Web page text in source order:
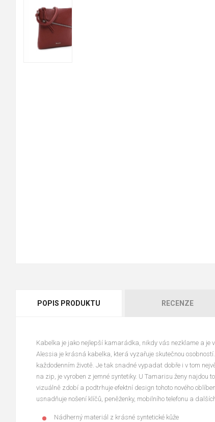
POPIS PRODUKTU RECENZE
Kabelka je jako nejlepší kamarádka, nikdy vás nezklame a je
Alessia je krásná kabelka, která vyzařuje skutečnou
každodenním životě. Je tak snadné vypadat dobře i v tom
na zip, je vyroben z jemné syntetiky. U Tamarisu ženy najdou
vizuálně zdobí a podtrhuje efektní design tohoto nového
usnadňuje nošení klíčů, peněženky, mobilního telefonu a
Nádherný materiál z krásné syntetické kůže